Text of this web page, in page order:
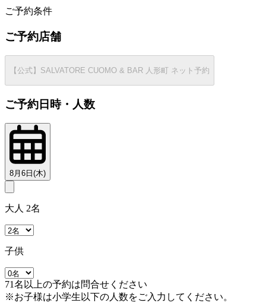
ご予約条件
ご予約店舗
【公式】SALVATORE CUOMO & BAR 人形町 ネット予約
ご予約日時・人数
8月6日(木)
大人 2名
子供
71名以上の予約は問合せください
※お子様は小学生以下の人数をご入力してください。